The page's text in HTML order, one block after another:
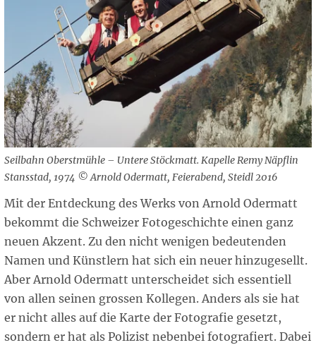
Seilbahn Oberstmühle – Untere Stöckmatt. Kapelle Remy Näpflin
Stansstad, 1974 © Arnold Odermatt, Feierabend, Steidl 2016
Mit der Entdeckung des Werks von Arnold Odermatt
bekommt die Schweizer Fotogeschichte einen ganz
neuen Akzent. Zu den nicht wenigen bedeutenden
Namen und Künstlern hat sich ein neuer hinzugesellt.
Aber Arnold Odermatt unterscheidet sich essentiell
von allen seinen grossen Kollegen. Anders als sie hat
er nicht alles auf die Karte der Fotografie gesetzt,
sondern er hat als Polizist nebenbei fotografiert. Dabei